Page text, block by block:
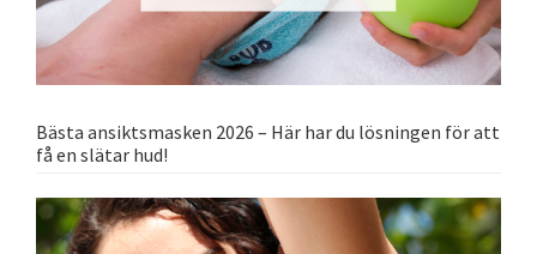
Bästa ansiktsmasken 2026 – Här har du lösningen för att
få en slätar hud!